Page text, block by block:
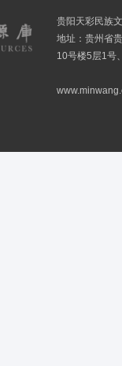
贵阳天彩民族
地址：贵州省
10号楼5层1号